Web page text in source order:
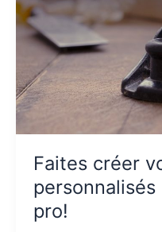
Faites créer
pro!